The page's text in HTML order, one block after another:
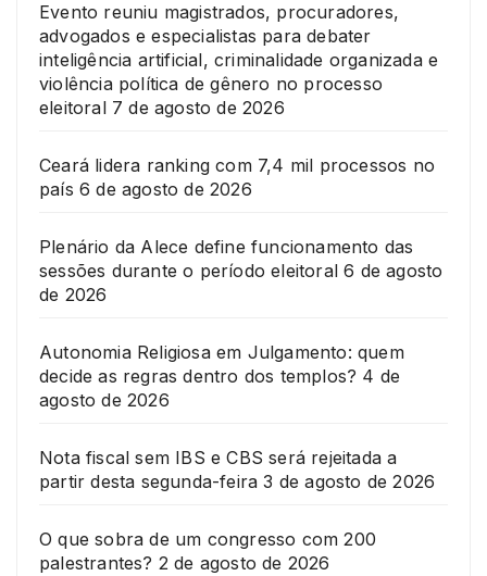
Evento reuniu magistrados, procuradores,
advogados e especialistas para debater
inteligência artificial, criminalidade organizada e
violência política de gênero no processo
eleitoral 7 de agosto de 2026
Ceará lidera ranking com 7,4 mil processos no
país 6 de agosto de 2026
Plenário da Alece define funcionamento das
sessões durante o período eleitoral 6 de agosto
de 2026
Autonomia Religiosa em Julgamento: quem
decide as regras dentro dos templos? 4 de
agosto de 2026
Nota fiscal sem IBS e CBS será rejeitada a
partir desta segunda-feira 3 de agosto de 2026
O que sobra de um congresso com 200
palestrantes? 2 de agosto de 2026